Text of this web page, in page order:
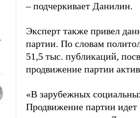
– подчеркивает Данилин.
Эксперт также привел
партии. По словам
51,5 тыс. публикаций,
продвижение партии
«В зарубежных
Продвижение партии